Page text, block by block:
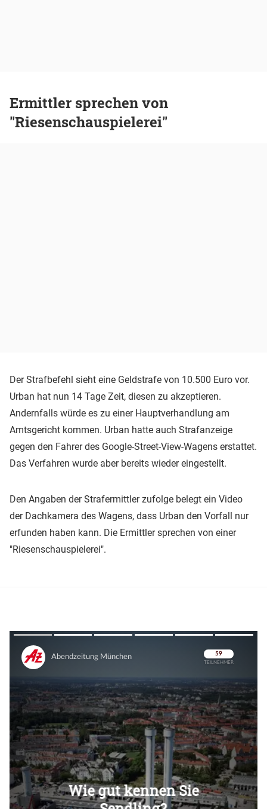
Ermittler sprechen von
"Riesenschauspielerei"
Der Strafbefehl sieht eine Geldstrafe von 10.500 Euro vor.
Urban hat nun 14 Tage Zeit, diesen zu akzeptieren.
Andernfalls würde es zu einer Hauptverhandlung am
Amtsgericht kommen. Urban hatte auch Strafanzeige
gegen den Fahrer des Google-Street-View-Wagens erstattet.
Das Verfahren wurde aber bereits wieder eingestellt.
Den Angaben der Strafermittler zufolge belegt ein Video
der Dachkamera des Wagens, dass Urban den Vorfall nur
erfunden haben kann. Die Ermittler sprechen von einer
"Riesenschauspielerei".
Überspringen
Überspringen